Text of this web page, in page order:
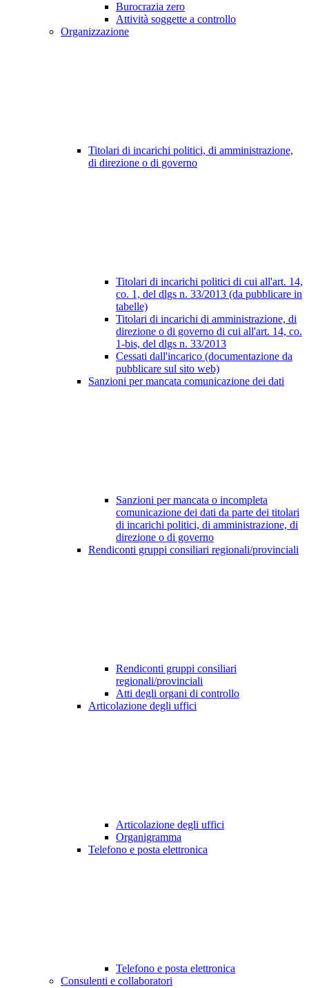
Burocrazia zero
Attività soggette a controllo
Organizzazione
Titolari di incarichi politici, di amministrazione,
di direzione o di governo
Titolari di incarichi politici di cui all'art. 14,
co. 1, del dlgs n. 33/2013 (da pubblicare in
tabelle)
Titolari di incarichi di amministrazione, di
direzione o di governo di cui all'art. 14, co.
1-bis, del dlgs n. 33/2013
Cessati dall'incarico (documentazione da
pubblicare sul sito web)
Sanzioni per mancata comunicazione dei dati
Sanzioni per mancata o incompleta
comunicazione dei dati da parte dei titolari
di incarichi politici, di amministrazione, di
direzione o di governo
Rendiconti gruppi consiliari regionali/provinciali
Rendiconti gruppi consiliari
regionali/provinciali
Atti degli organi di controllo
Articolazione degli uffici
Articolazione degli uffici
Organigramma
Telefono e posta elettronica
Telefono e posta elettronica
Consulenti e collaboratori